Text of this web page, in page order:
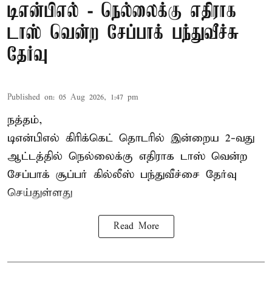
டிஎன்பிஎல் - நெல்லைக்கு எதிராக
டாஸ் வென்ற சேப்பாக் பந்துவீச்சு
தேர்வு
Published on: 05 Aug 2026, 1:47 pm
நத்தம்,
டிஎன்பிஎல் கிரிக்கெட் தொடரில் இன்றைய 2-வது
ஆட்டத்தில் நெல்லைக்கு எதிராக டாஸ் வென்ற
சேப்பாக் சூப்பர் கில்லீஸ் பந்துவீச்சை தேர்வு
செய்துள்ளது
Read More